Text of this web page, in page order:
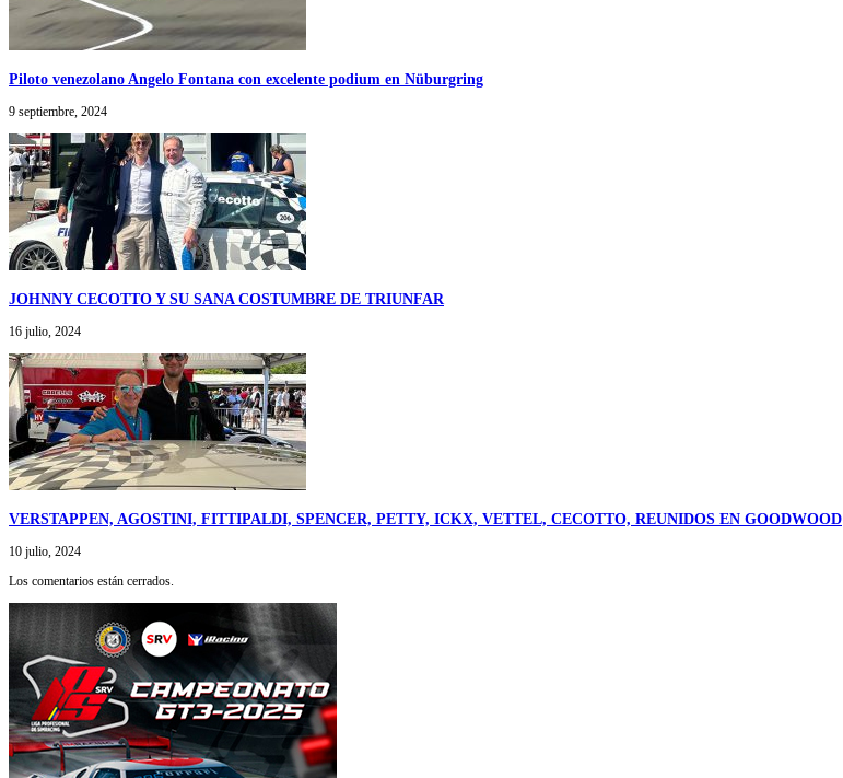
Piloto venezolano Angelo Fontana con excelente podium en Nüburgring
9 septiembre, 2024
JOHNNY CECOTTO Y SU SANA COSTUMBRE DE TRIUNFAR
16 julio, 2024
VERSTAPPEN, AGOSTINI, FITTIPALDI, SPENCER, PETTY, ICKX, VETTEL, CECOTTO, REUNIDOS EN GOODWOOD
10 julio, 2024
Los comentarios están cerrados.